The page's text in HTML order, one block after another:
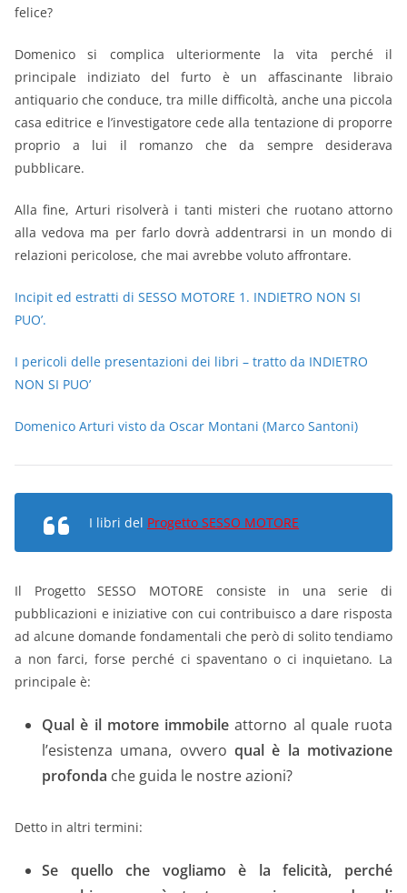
felice?
Domenico si complica ulteriormente la vita perché il
principale indiziato del furto è un affascinante libraio
antiquario che conduce, tra mille difficoltà, anche una piccola
casa editrice e l’investigatore cede alla tentazione di proporre
proprio a lui il romanzo che da sempre desiderava
pubblicare.
Alla fine, Arturi risolverà i tanti misteri che ruotano attorno
alla vedova ma per farlo dovrà addentrarsi in un mondo di
relazioni pericolose, che mai avrebbe voluto affrontare.
Incipit ed estratti di SESSO MOTORE 1. INDIETRO NON SI
PUO’.
I pericoli delle presentazioni dei libri – tratto da INDIETRO
NON SI PUO’
Domenico Arturi visto da Oscar Montani (Marco Santoni)
I libri del Progetto SESSO MOTORE
Il Progetto SESSO MOTORE consiste in una serie di
pubblicazioni e iniziative con cui contribuisco a dare risposta
ad alcune domande fondamentali che però di solito tendiamo
a non farci, forse perché ci spaventano o ci inquietano. La
principale è:
Qual è il motore immobile attorno al quale ruota
l’esistenza umana, ovvero qual è la motivazione
profonda che guida le nostre azioni?
Detto in altri termini:
Se quello che vogliamo è la felicità, perché